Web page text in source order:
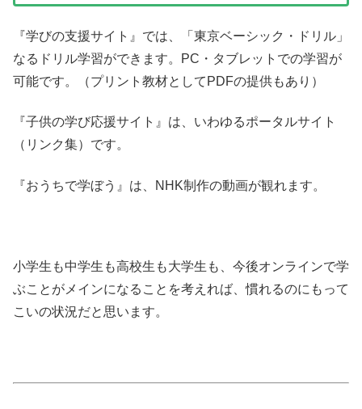
『学びの支援サイト』では、「東京ベーシック・ドリル」
なるドリル学習ができます。PC・タブレットでの学習が
可能です。（プリント教材としてPDFの提供もあり）
『子供の学び応援サイト』は、いわゆるポータルサイト
（リンク集）です。
『おうちで学ぼう』は、NHK制作の動画が観れます。
小学生も中学生も高校生も大学生も、今後オンラインで学
ぶことがメインになることを考えれば、慣れるのにもって
こいの状況だと思います。